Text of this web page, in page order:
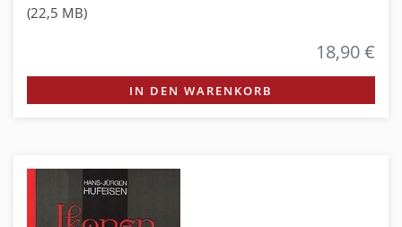
(22,5 MB)
18,90 €
IN DEN WARENKORB